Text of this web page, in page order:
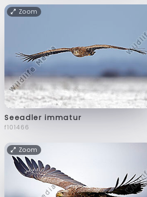
Zoom
Seeadler immatur
f101466
Zoom